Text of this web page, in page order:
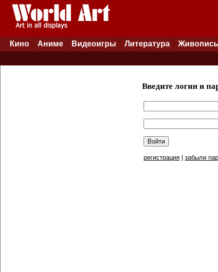
Кино Аниме Видеоигры Литература Живопись
Введите логин и
регистрация забыли